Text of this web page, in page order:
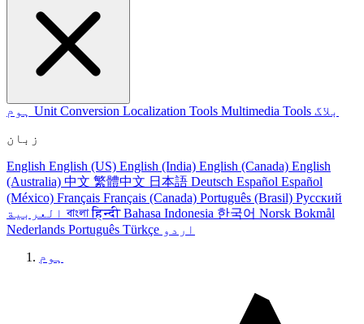
Unit Conversion Localization Tools Multimedia Tools بلاگ
زبان
English English (US) English (India) English (Canada) English
(Australia) 中文 繁體中文 日本語 Deutsch Español Español
(México) Français Français (Canada) Português (Brasil) Русский
العربيةবাংলাहिन्दीBahasa Indonesia 한국어 Norsk Bokmål
Nederlands Português Türkçe اردو
ہوم